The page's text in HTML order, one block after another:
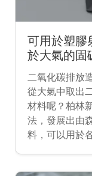
可用於塑膠
於大氣的固
二氧化碳排放
從大氣中取出
材料呢？柏林
法，發展出由
料，可以用於